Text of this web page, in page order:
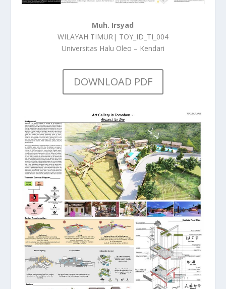
Muh. Irsyad
WILAYAH TIMUR| TOY_ID_TI_004
Universitas Halu Oleo – Kendari
DOWNLOAD PDF